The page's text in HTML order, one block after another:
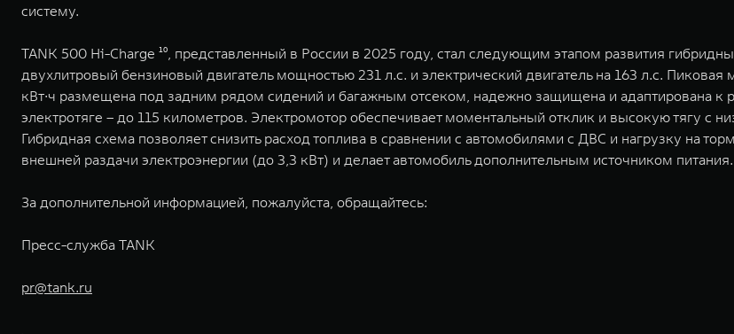
систему.
TANK 500 Hi-Charge ¹⁰, представленный в России в 2025 году, стал следующим этапом развития
двухлитровый бензиновый двигатель мощностью 231 л.с. и электрический двигатель на 163 л.с.
кВт∙ч размещена под задним рядом сидений и багажным отсеком, надежно защищена и адаптирована к
электротяге – до 115 километров. Электромотор обеспечивает моментальный отклик и высокую тягу с
Гибридная схема позволяет снизить расход топлива в сравнении с автомобилями с ДВС и нагрузку на
внешней раздачи электроэнергии (до 3,3 кВт) и делает автомобиль дополнительным источником питания.
За дополнительной информацией, пожалуйста, обращайтесь:
Пресс-служба TANK
pr@tank.ru